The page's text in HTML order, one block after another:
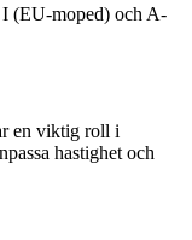
(EU-moped) och A-
en viktig roll i
hastighet och